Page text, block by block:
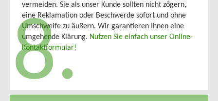
8.
vermeiden. Sie als unser Kunde sollten nicht zögern,
eine Reklamation oder Beschwerde sofort und ohne
Umschweife zu äußern. Wir garantieren Ihnen eine
umgehende Klärung. Nutzen Sie einfach unser Online-
Kontaktformular!